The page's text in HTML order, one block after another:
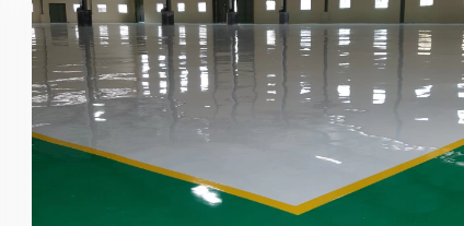
dan memanajemen barang. Pada prosesnya,
[…]